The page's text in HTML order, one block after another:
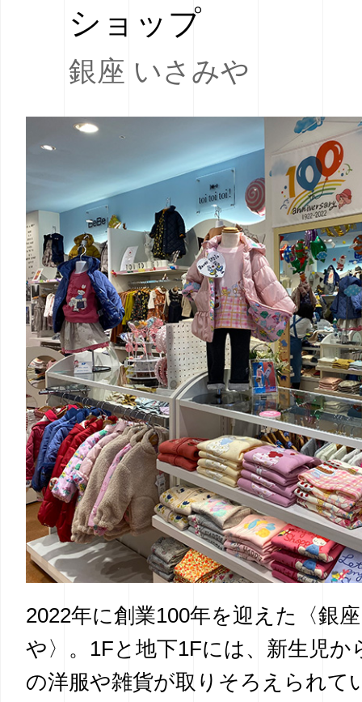
ショップ
銀座 いさみや
2022年に創業100年を迎えた〈銀
や〉。1Fと地下1Fには、新生児か
の洋服や雑貨が取りそろえられて